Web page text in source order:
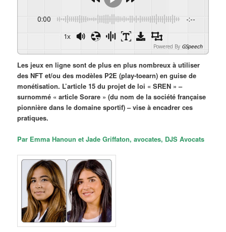
0:00 -:--
1x
Powered By GSpeech
Les jeux en ligne sont de plus en plus nombreux à utiliser
des NFT et/ou des modèles P2E (play-toearn) en guise de
monétisation. L’article 15 du projet de loi « SREN » –
surnommé « article Sorare » (du nom de la société française
pionnière dans le domaine sportif) – vise à encadrer ces
pratiques.
Par Emma Hanoun et Jade Griffaton, avocates, DJS Avocats